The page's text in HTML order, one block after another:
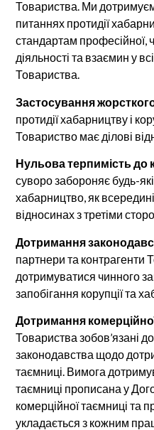
Товариства. Ми
питаннях протидії
стандартам професійної,
діяльності та взаємин у
Товариства.
Застосування
протидії хабарництву і
Товариство має ділові
Нульова терпимість до
суворо забороняє будь-
хабарництво, як
відносинах з третіми
Дотримання
партнери та контрагенти
дотримуватися чинного
запобігання корупції та
Дотримання
Товариства зобов’язані
законодавства щодо
таємниці. Вимога
таємниці прописана у
комерційної таємниці та
укладається з кожним